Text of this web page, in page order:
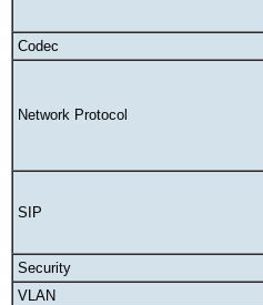
Codec
Network Protocol
SIP
Security
VLAN